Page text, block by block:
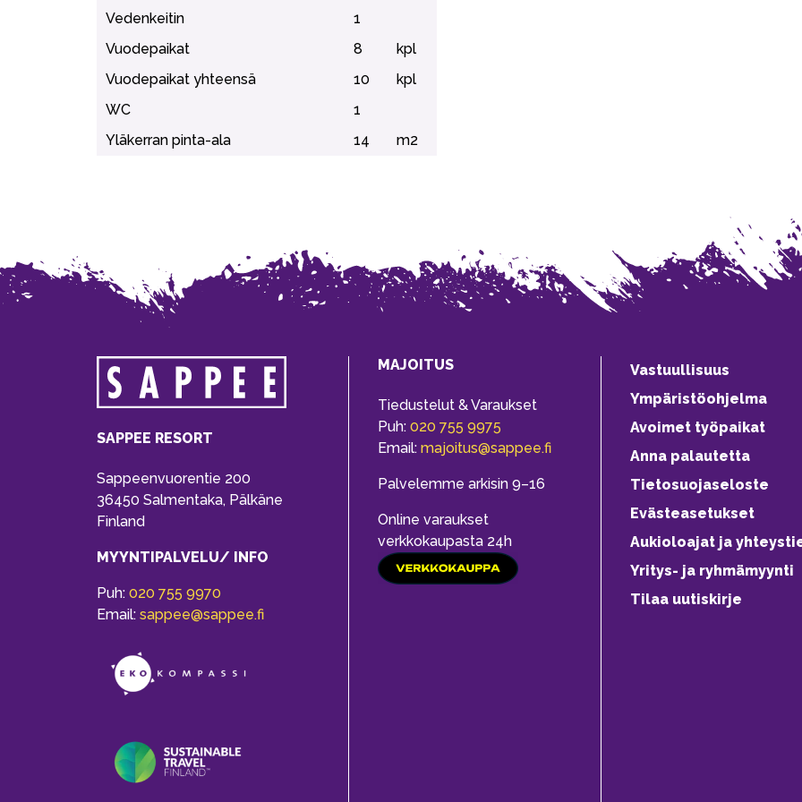
Vedenkeitin
1
Vuodepaikat
8
kpl
Vuodepaikat yhteensä
10
kpl
WC
1
Yläkerran pinta-ala
14 m2
SAPPEE RESORT
Sappeenvuorentie 200
36450 Salmentaka, Pälkäne
Finland
MYYNTIPALVELU/ INFO
Puh: 020 755 9970
Email: sappee@sappee.fi
MAJOITUS
Tiedustelut & Varaukset
Puh: 020 755 9975
Email: majoitus@sappee.fi
Palvelemme arkisin 9–16
Online varaukset
verkkokaupasta 24h
Vastuullisuus
Ympäristöohjelma
Avoimet työpaikat
Anna palautetta
Tietosuojaseloste
Evästeasetukset
Aukioloajat ja
Yritys- ja ryhmämyynti
Tilaa uutiskirje